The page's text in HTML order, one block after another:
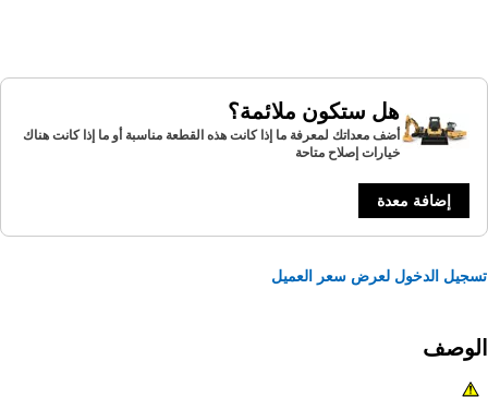
هل ستكون ملائمة؟
أضف معداتك لمعرفة ما إذا كانت هذه القطعة مناسبة أو ما إذا كانت هناك
خيارات إصلاح متاحة
إضافة معدة
الدخول لعرض سعر العميل